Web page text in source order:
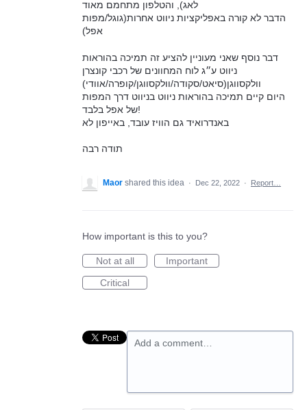
לאג), והטלפון מתחמם מאוד
הדבר לא קורה באפליקציות ניווט אחרות(גוגל/מפות
אפל)
דבר נוסף שאני מעוניין להציע זה תמיכה בהוראות
ניווט ע״ג לוח המחוונים של רכבי קונצרן
וולקסווגן(סיאט/סקודה/וולקסווגן/קופרה/אוודי)
היום קיים תמיכה בהוראות ניווט בניווט דרך המפות
של אפל בלבד!
באנדרואיד גם הוויז עובד, באייפון לא
תודה רבה
Maor shared this idea · Dec 22, 2022 · Report…
How important is this to you?
Not at all
Important
Critical
Add a comment…